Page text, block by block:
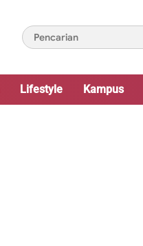
Lifestyle Kampus